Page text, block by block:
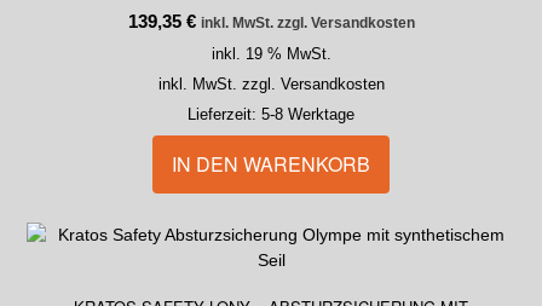
139,35 € inkl. MwSt. zzgl. Versandkosten
inkl. 19 % MwSt.
inkl. MwSt. zzgl. Versandkosten
Lieferzeit: 5-8 Werktage
IN DEN WARENKORB